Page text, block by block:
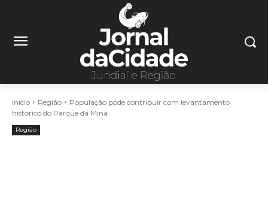
Início Região
População pode contribuir com levantamento
histórico do Parque da Mina
Região